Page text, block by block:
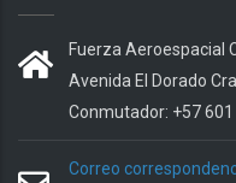
Fuerza Aeroespacial
Avenida El Dorado
Conmutador: +57
Correo